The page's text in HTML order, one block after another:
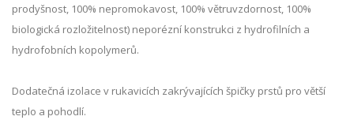
prodyšnost, 100% nepromokavost, 100% větruvzdornost, 100%
biologická rozložitelnost) neporézní konstrukci z hydrofilních a
hydrofobních kopolymerů.
Dodatečná izolace v rukavicích zakrývajících špičky prstů pro větší
teplo a pohodlí.